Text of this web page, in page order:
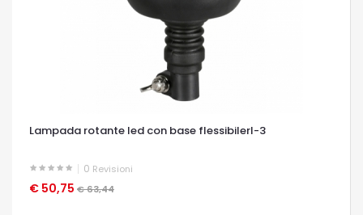
Lampada rotante led con base flessibilerl-3
0 Revisioni
€ 50,75 € 63,44
OCCHIATA VELOCE